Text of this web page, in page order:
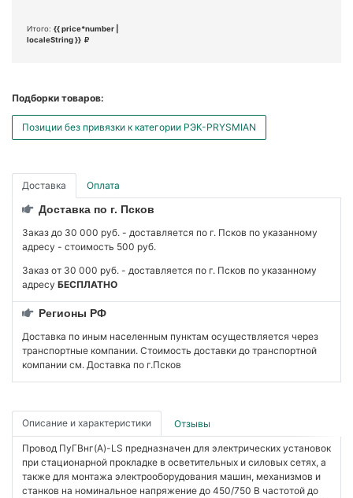
Итого: {{ price*number |
localeString }}
Подборки товаров:
Позиции без привязки к категории РЭК-PRYSMIAN
Доставка Оплата
Доставка по г. Псков
Заказ до 30 000 руб. - доставляется по г. Псков по указанному
адресу - стоимость 500 руб.
Заказ от 30 000 руб. - доставляется по г. Псков по указанному
адресу БЕСПЛАТНО
Регионы РФ
Доставка по иным населенным пунктам осуществляется через
транспортные компании. Стоимость доставки до транспортной
компании см. Доставка по г.Псков
Описание и характеристики Отзывы
Провод ПуГВнг(А)-LS предназначен для электрических установок
при стационарной прокладке в осветительных и силовых сетях, а
также для монтажа электрооборудования машин, механизмов и
станков на номинальное напряжение до 450/750 В частотой до